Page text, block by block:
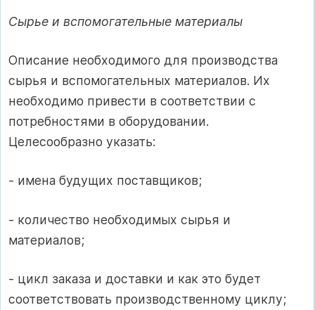
Сырье и вспомогательные материалы
Описание необходимого для производства
сырья и вспомогательных материалов. Их
необходимо привести в соответствии с
потребностями в оборудовании.
Целесообразно указать:
- имена будущих поставщиков;
- количество необходимых сырья и
материалов;
- цикл заказа и доставки и как это будет
соответствовать производственному циклу;